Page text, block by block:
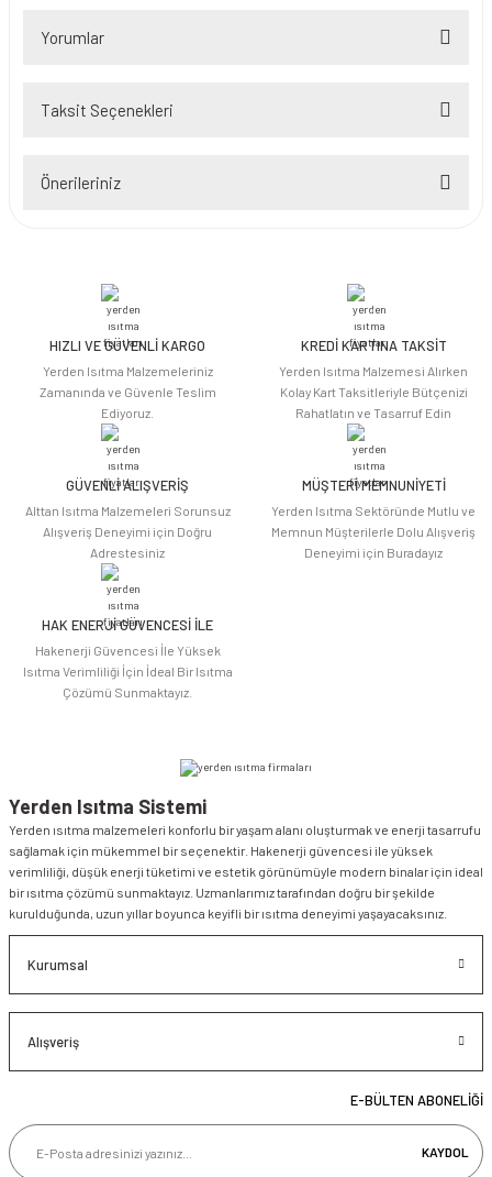
Yorumlar
Taksit Seçenekleri
Önerileriniz
iletebilirsiniz.
Görüş ve önerileriniz için teşekkür ederiz.
Ürün açıklamasında eksik bilgiler bulunuyor.
Ürün bilgilerinde hatalar bulunuyor.
Ürün fiyatı diğer sitelerden daha pahalı.
Bu ürüne benzer farklı alternatifler olmalı.
HIZLI VE GÜVENLİ KARGO
Yerden Isıtma Malzemeleriniz
Zamanında ve Güvenle Teslim
Ediyoruz.
KREDİ KARTINA TAKSİT
Yerden Isıtma Malzemesi Alırken
Kolay Kart Taksitleriyle Bütçenizi
Rahatlatın ve Tasarruf Edin
GÜVENLİ ALIŞVERİŞ
Alttan Isıtma Malzemeleri Sorunsuz
Alışveriş Deneyimi için Doğru
Adrestesiniz
MÜŞTERİ MEMNUNİYETİ
Yerden Isıtma Sektöründe Mutlu ve
Memnun Müşterilerle Dolu Alışveriş
Deneyimi için Buradayız
HAK ENERJİ GÜVENCESİ İLE
Hakenerji Güvencesi İle Yüksek
Isıtma Verimliliği İçin İdeal Bir Isıtma
Çözümü Sunmaktayız.
Yerden Isıtma Sistemi
Yerden ısıtma malzemeleri konforlu bir yaşam alanı oluşturmak ve enerji tasarrufu
sağlamak için mükemmel bir seçenektir. Hakenerji güvencesi ile yüksek
verimliliği, düşük enerji tüketimi ve estetik görünümüyle modern binalar için ideal
bir ısıtma çözümü sunmaktayız. Uzmanlarımız tarafından doğru bir şekilde
kurulduğunda, uzun yıllar boyunca keyifli bir ısıtma deneyimi yaşayacaksınız.
Kurumsal
Alışveriş
E-BÜLTEN ABONELİĞİ
KAYDOL